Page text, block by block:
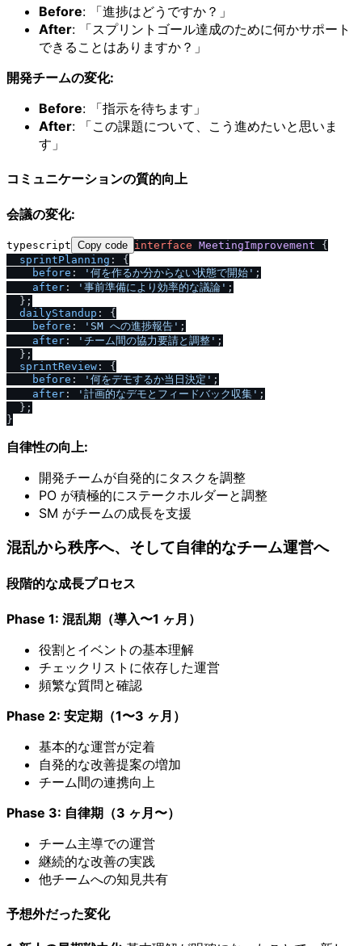
Before: 「進捗はどうですか？」
After: 「スプリントゴール達成のために何かサポート
できることはありますか？」
開発チームの変化:
Before: 「指示を待ちます」
After: 「この課題について、こう進めたいと思いま
す」
コミュニケーションの質的向上
会議の変化:
typescript Copy code interface MeetingImprovement {
sprintPlanning : {
before : '何を作るか分からない状態で開始' ;
after : '事前準備により効率的な議論' ;
  };
dailyStandup : {
before : 'SM への進捗報告' ;
after : 'チーム間の協力要請と調整' ;
  };
sprintReview : {
before : '何をデモするか当日決定' ;
after : '計画的なデモとフィードバック収集' ;
  };
自律性の向上:
開発チームが自発的にタスクを調整
PO が積極的にステークホルダーと調整
SM がチームの成長を支援
混乱から秩序へ、そして自律的なチーム運営へ
段階的な成長プロセス
Phase 1: 混乱期（導入〜1 ヶ月）
役割とイベントの基本理解
チェックリストに依存した運営
頻繁な質問と確認
Phase 2: 安定期（1〜3 ヶ月）
基本的な運営が定着
自発的な改善提案の増加
チーム間の連携向上
Phase 3: 自律期（3 ヶ月〜）
チーム主導での運営
継続的な改善の実践
他チームへの知見共有
予想外だった変化